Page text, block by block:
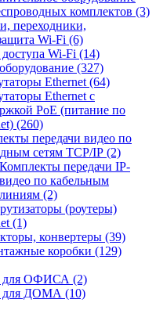
комплектов (3)
переходники,
Wi-Fi (6)
Wi-Fi (14)
(327)
Ethernet (64)
Ethernet с
PoE (питание по
(260)
передачи видео по
сетям TCP/IP (2)
Комплекты передачи IP-
видео по кабельным
линиям (2)
(роутеры)
(1)
конвертеры (39)
коробки (129)
для ОФИСА (2)
для ДОМА (10)